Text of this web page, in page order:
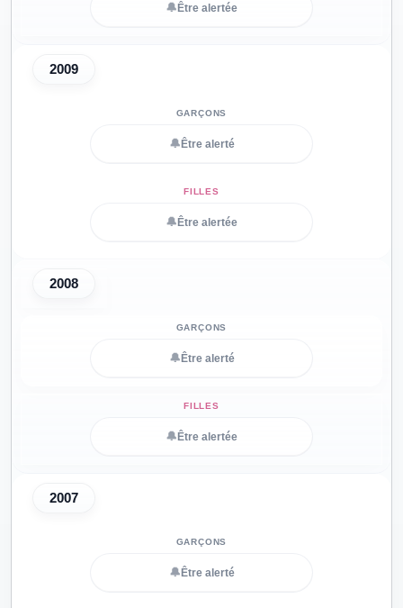
🔔 Être alertée
2009
🔔 Être alerté
🔔 Être alertée
2008
🔔 Être alerté
🔔 Être alertée
2007
🔔 Être alerté